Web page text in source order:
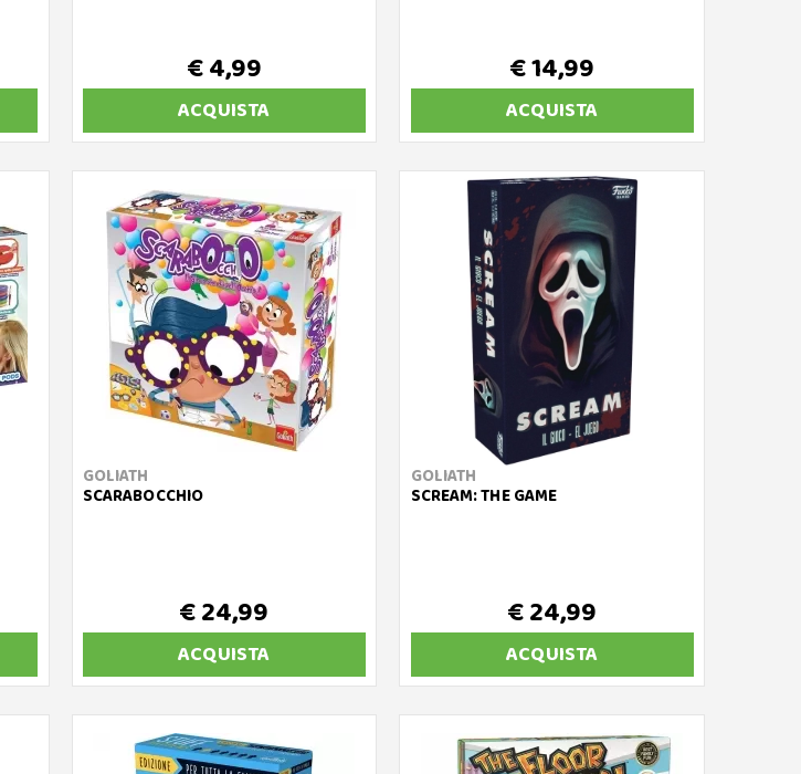
€ 4,99
ACQUISTA
€ 14,99
ACQUISTA
GOLIATH
SCARABOCCHIO
€ 24,99
ACQUISTA
GOLIATH
SCREAM: THE GAME
€ 24,99
ACQUISTA